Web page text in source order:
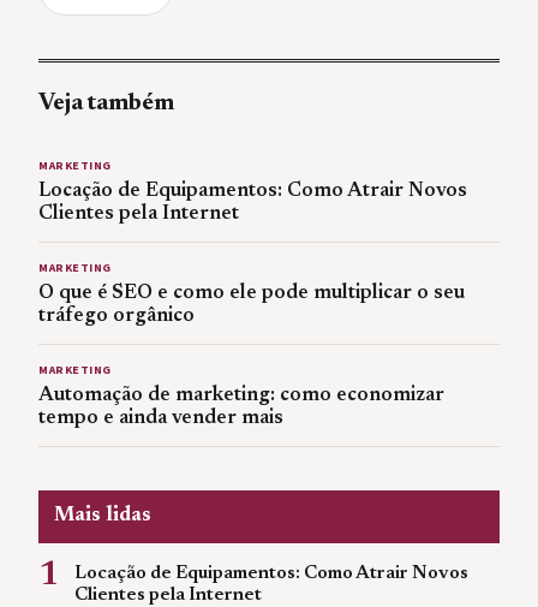
Veja também
MARKETING
Locação de Equipamentos: Como Atrair Novos
Clientes pela Internet
MARKETING
O que é SEO e como ele pode multiplicar o seu
tráfego orgânico
MARKETING
Automação de marketing: como economizar
tempo e ainda vender mais
Mais lidas
1
Locação de Equipamentos: Como Atrair Novos
Clientes pela Internet